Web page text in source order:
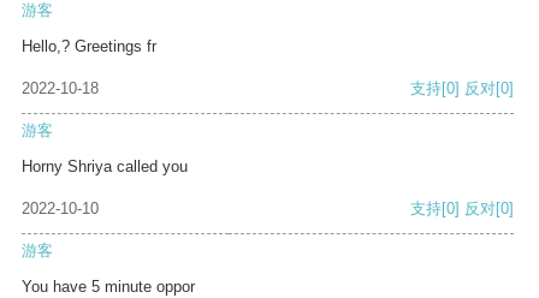
游客
Hello,? Greetings fr
2022-10-18 支持[0] 反对[0]
游客
Horny Shriya called you
2022-10-10 支持[0] 反对[0]
游客
You have 5 minute oppor